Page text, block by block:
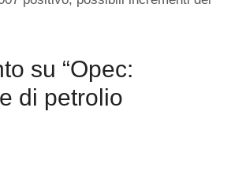
su “Opec:
di petrolio